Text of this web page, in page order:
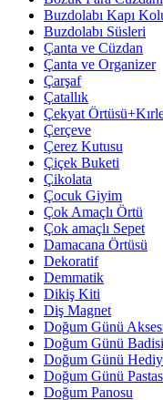
Buzdolabı Kapı
Buzdolabı Süsleri
Çanta ve Cüzdan
Çanta ve Organizer
Çarşaf
Çatallık
Çekyat
Çerçeve
Çerez Kutusu
Çiçek Buketi
Çikolata
Çocuk Giyim
Çok Amaçlı Örtü
Çok amaçlı Sepet
Damacana Örtüsü
Dekoratif
Demmatik
Dikiş Kiti
Diş Magnet
Doğum Günü
Doğum Günü Badisi
Doğum Günü
Doğum Günü
Doğum Panosu